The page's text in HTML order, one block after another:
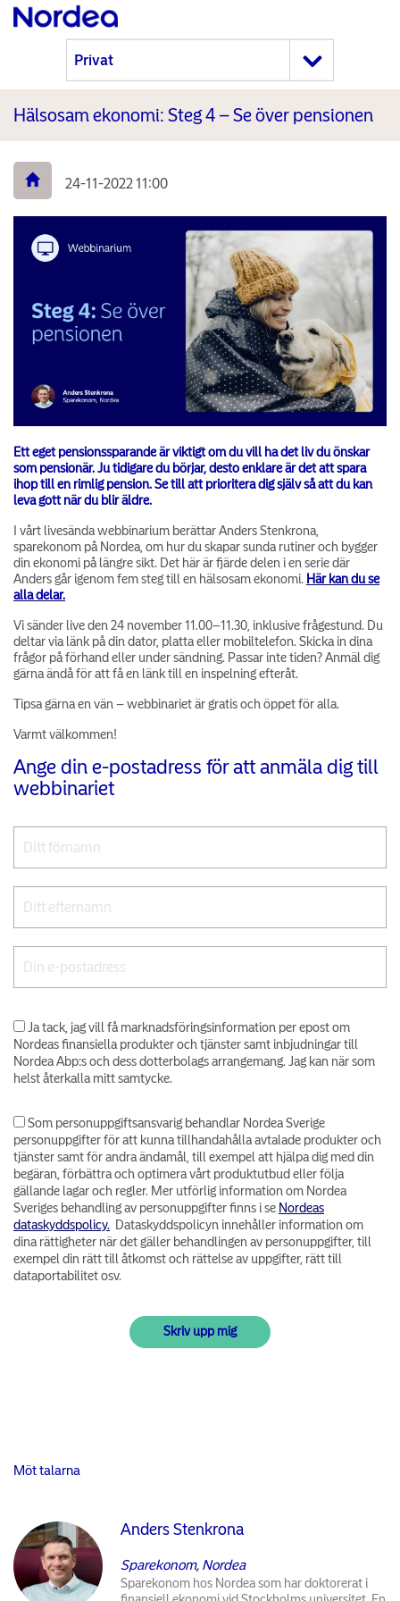
Hälsosam ekonomi: Steg 4 – Se över pensionen
24-11-2022 11:00
Ett eget pensionssparande är viktigt om du vill ha det liv du önskar
som pensionär. Ju tidigare du börjar, desto enklare är det att spara
ihop till en rimlig pension. Se till att prioritera dig själv så att du kan
leva gott när du blir äldre.
I vårt livesända webbinarium berättar Anders Stenkrona,
sparekonom på Nordea, om hur du skapar sunda rutiner och bygger
din ekonomi på längre sikt. Det här är fjärde delen i en serie där
Anders går igenom fem steg till en hälsosam ekonomi. Här kan du se
alla delar.
Vi sänder live den 24 november 11.00–11.30, inklusive frågestund. Du
deltar via länk på din dator, platta eller mobiltelefon. Skicka in dina
frågor på förhand eller under sändning. Passar inte tiden? Anmäl dig
gärna ändå för att få en länk till en inspelning efteråt.
Tipsa gärna en vän – webbinariet är gratis och öppet för alla.
Varmt välkommen!
Ange din e-postadress för att anmäla dig till
webbinariet
Ja tack, jag vill få marknadsföringsinformation per epost om
Nordeas finansiella produkter och tjänster samt inbjudningar till
Nordea Abp:s och dess dotterbolags arrangemang. Jag kan när som
helst återkalla mitt samtycke.
Som personuppgiftsansvarig behandlar Nordea Sverige
personuppgifter för att kunna tillhandahålla avtalade produkter och
tjänster samt för andra ändamål, till exempel att hjälpa dig med din
begäran, förbättra och optimera vårt produktutbud eller följa
gällande lagar och regler. Mer utförlig information om Nordea
Sveriges behandling av personuppgifter finns i se Nordeas
dataskyddspolicy. Dataskyddspolicyn innehåller information om
dina rättigheter när det gäller behandlingen av personuppgifter, till
exempel din rätt till åtkomst och rättelse av uppgifter, rätt till
dataportabilitet osv.
Möt talarna
Anders Stenkrona
Sparekonom, Nordea
Sparekonom hos Nordea som har doktorerat i